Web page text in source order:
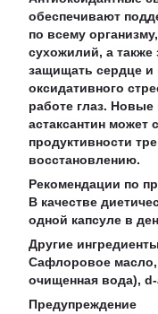
обеспечивают
по всему
сухожилий, а
защищать сердце и
оксидативного
работе глаз.
астаксантин
продуктивности
восстановлению.
Рекомендации по
В качестве
одной капсуле в
Другие ингредиенты
Сафлоровое масло,
очищенная вода),
Предупреждение